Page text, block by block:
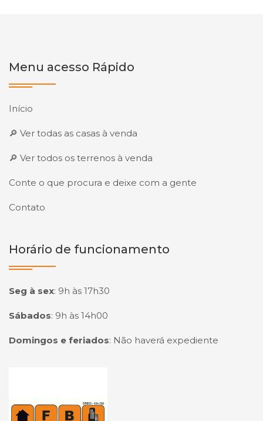
Menu acesso Rápido
Início
🔎 Ver todas as casas à venda
🔎 Ver todos os terrenos à venda
Conte o que procura e deixe com a gente
Contato
Horário de funcionamento
Seg à sex: 9h às 17h30
Sábados: 9h às 14h00
Domingos e feriados: Não haverá expediente